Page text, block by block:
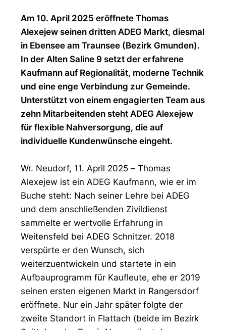
Am 10. April 2025 eröffnete Thomas
Alexejew seinen dritten ADEG Markt, diesmal
in Ebensee am Traunsee (Bezirk Gmunden).
In der Alten Saline 9 setzt der erfahrene
Kaufmann auf Regionalität, moderne Technik
und eine enge Verbindung zur Gemeinde.
Unterstützt von einem engagierten Team aus
zehn Mitarbeitenden steht ADEG Alexejew
für flexible Nahversorgung, die auf
individuelle Kundenwünsche eingeht.
Wr. Neudorf, 11. April 2025 – Thomas
Alexejew ist ein ADEG Kaufmann, wie er im
Buche steht: Nach seiner Lehre bei ADEG
und dem anschließenden Zivildienst
sammelte er wertvolle Erfahrung in
Weitensfeld bei ADEG Schnitzer. 2018
verspürte er den Wunsch, sich
weiterzuentwickeln und startete in ein
Aufbauprogramm für Kaufleute, ehe er 2019
seinen ersten eigenen Markt in Rangersdorf
eröffnete. Nur ein Jahr später folgte der
zweite Standort in Flattach (beide im Bezirk